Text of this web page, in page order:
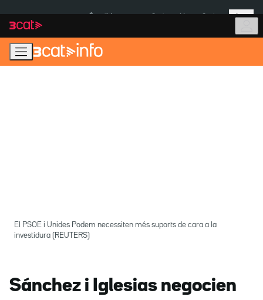
navegació
principal
contingut
Més
El PSOE i Unides Podem necessiten més suports de cara a la
investidura (REUTERS)
Sánchez i Iglesias negocien